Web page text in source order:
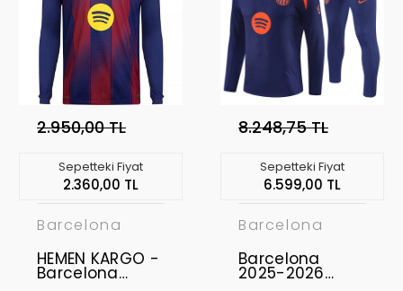
2.950,00 TL
Sepetteki Fiyat
2.360,00 TL
Barcelona
HEMEN KARGO -
Barcelona
8.248,75 TL
Sepetteki Fiyat
6.599,00 TL
Barcelona
Barcelona
2025-2026